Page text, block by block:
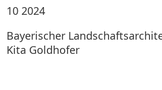
10 2024
Bayerischer
Kita Goldhofer